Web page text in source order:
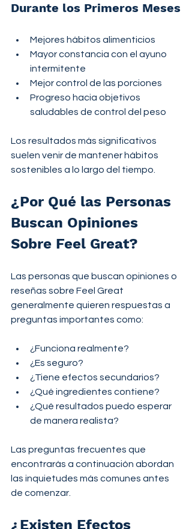
Durante los Primeros Meses
Mejores hábitos alimenticios
Mayor constancia con el ayuno
intermitente
Mejor control de las porciones
Progreso hacia objetivos
saludables de control del peso
Los resultados más significativos
suelen venir de mantener hábitos
sostenibles a lo largo del tiempo.
¿Por Qué las Personas
Buscan Opiniones
Sobre Feel Great?
Las personas que buscan opiniones o
reseñas sobre Feel Great
generalmente quieren respuestas a
preguntas importantes como:
¿Funciona realmente?
¿Es seguro?
¿Tiene efectos secundarios?
¿Qué ingredientes contiene?
¿Qué resultados puedo esperar
de manera realista?
Las preguntas frecuentes que
encontrarás a continuación abordan
las inquietudes más comunes antes
de comenzar.
¿Existen Efectos